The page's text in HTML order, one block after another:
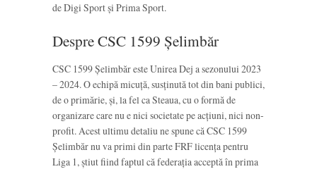
de Digi Sport și Prima Sport.
Despre CSC 1599 Șelimbăr
CSC 1599 Șelimbăr este Unirea Dej a sezonului 2023
– 2024. O echipă micuță, susținută tot din bani publici,
de o primărie, și, la fel ca Steaua, cu o formă de
organizare care nu e nici societate pe acțiuni, nici non-
profit. Acest ultimu detaliu ne spune că CSC 1599
Șelimbăr nu va primi din parte FRF licența pentru
Liga 1, știut fiind faptul că federația acceptă în prima